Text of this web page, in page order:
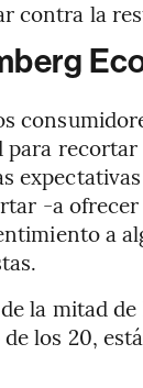
contra la
para
-a ofrecer
a
la mitad
los 20,